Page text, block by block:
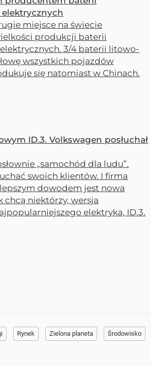
miejsce na świecie
produkcji baterii
3/4 baterii litowo-
wszystkich pojazdów
się natomiast w Chinach.
ID.3. Volkswagen posłuchał
„samochód dla ludu”.
swoich klientów. I firma
dowodem jest nowa
chcą niektórzy, wersja
elektryka, ID.3.
Rynek Zielona planeta Środowisko